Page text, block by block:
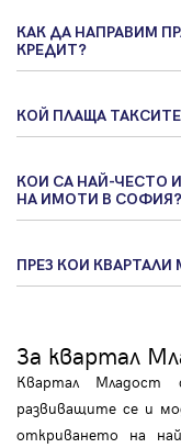
КАК ДА НАПРАВИМ
КРЕДИТ?
КОЙ ПЛАЩА
КОИ СА НАЙ-ЧЕСТО
НА ИМОТИ В СОФИЯ?
ПРЕЗ КОИ
За квартал
Квартал
развиващите се и
откриването на